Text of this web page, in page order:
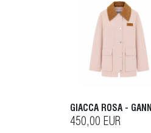
GIACCA ROSA - GANNI
450,00 EUR